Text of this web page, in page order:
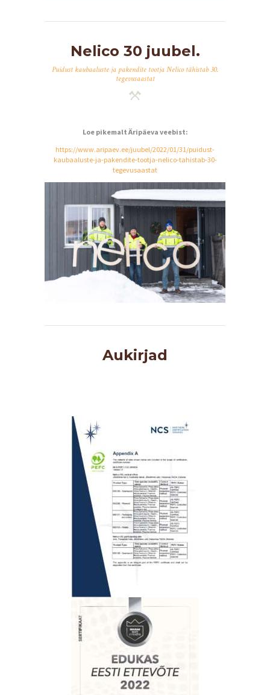
Nelico 30 juubel.
Puidust kaubaaluste ja pakendite tootja Nelico tähistab 30.
tegevusaastat
Loe pikemalt Äripäeva veebist:
https://www.aripaev.ee/juubel/2022/01/31/puidust-
kaubaaluste-ja-pakendite-tootja-nelico-tahistab-30-
tegevusaastat
Aukirjad